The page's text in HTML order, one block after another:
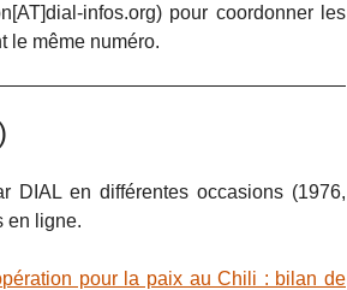
infos.org) pour coordonner les
le même numéro.
DIAL en différentes occasions (1976,
en ligne.
pour la paix au Chili : bilan de